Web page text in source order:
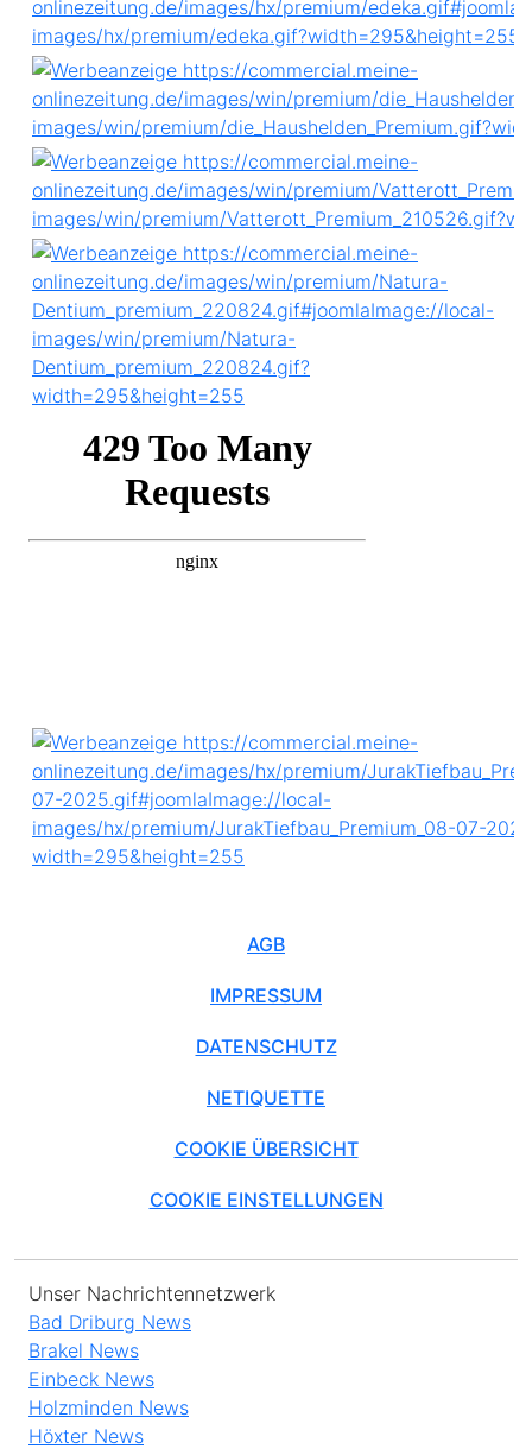
AGB
IMPRESSUM
DATENSCHUTZ
NETIQUETTE
COOKIE ÜBERSICHT
COOKIE EINSTELLUNGEN
Unser Nachrichtennetzwerk
Bad Driburg News
Brakel News
Einbeck News
Holzminden News
Höxter News